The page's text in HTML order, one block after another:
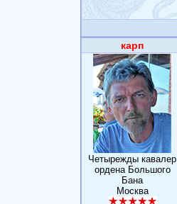
карп
Четырежды кавалер
ордена Большого
Бана
Москва